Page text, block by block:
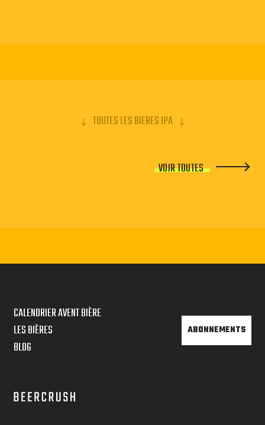
TOUTES LES BIERES IPA
VOIR TOUTES
CALENDRIER AVENT BIÈRE
LES BIÈRES
BLOG
ABONNEMENTS